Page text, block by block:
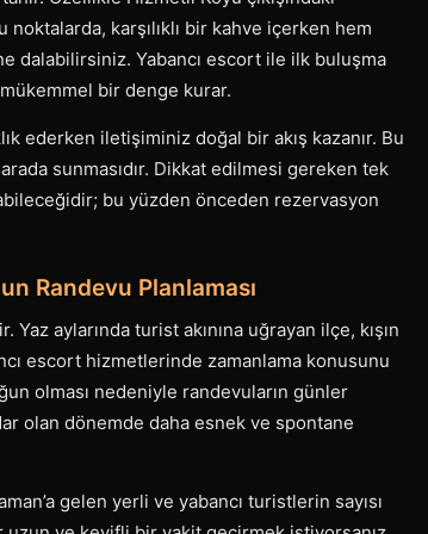
karşılıklı bir kahve içerken hem
dalabilirsiniz. Yabancı escort ile ilk buluşma
bir denge kurar.
ederken iletişiminiz doğal bir akış kazanır. Bu
sunmasıdır. Dikkat edilmesi gereken tek
bu yüzden önceden rezervasyon
Randevu Planlaması
aylarında turist akınına uğrayan ilçe, kışın
escort hizmetlerinde zamanlama konusunu
olması nedeniyle randevuların günler
olan dönemde daha esnek ve spontane
gelen yerli ve yabancı turistlerin sayısı